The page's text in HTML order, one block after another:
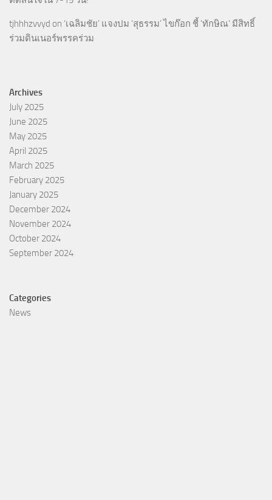
tjhhhzvvyd on ‘เฉลิมชัย’ แจงปม ‘สุธรรม’ ไขก๊อก ชี้ ‘ทักษิณ’ มีสิทธิ์
ร่วมดินเนอร์พรรคร่วม
Archives
July 2025
June 2025
May 2025
April 2025
March 2025
February 2025
January 2025
December 2024
November 2024
October 2024
September 2024
Categories
News